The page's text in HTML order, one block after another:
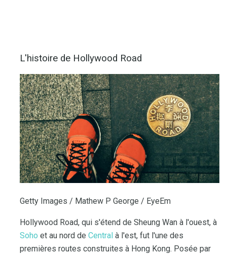
L'histoire de Hollywood Road
Getty Images / Mathew P George / EyeEm
Hollywood Road, qui s'étend de Sheung Wan à l'ouest, à
Soho et au nord de Central à l'est, fut l'une des
premières routes construites à Hong Kong. Posée par